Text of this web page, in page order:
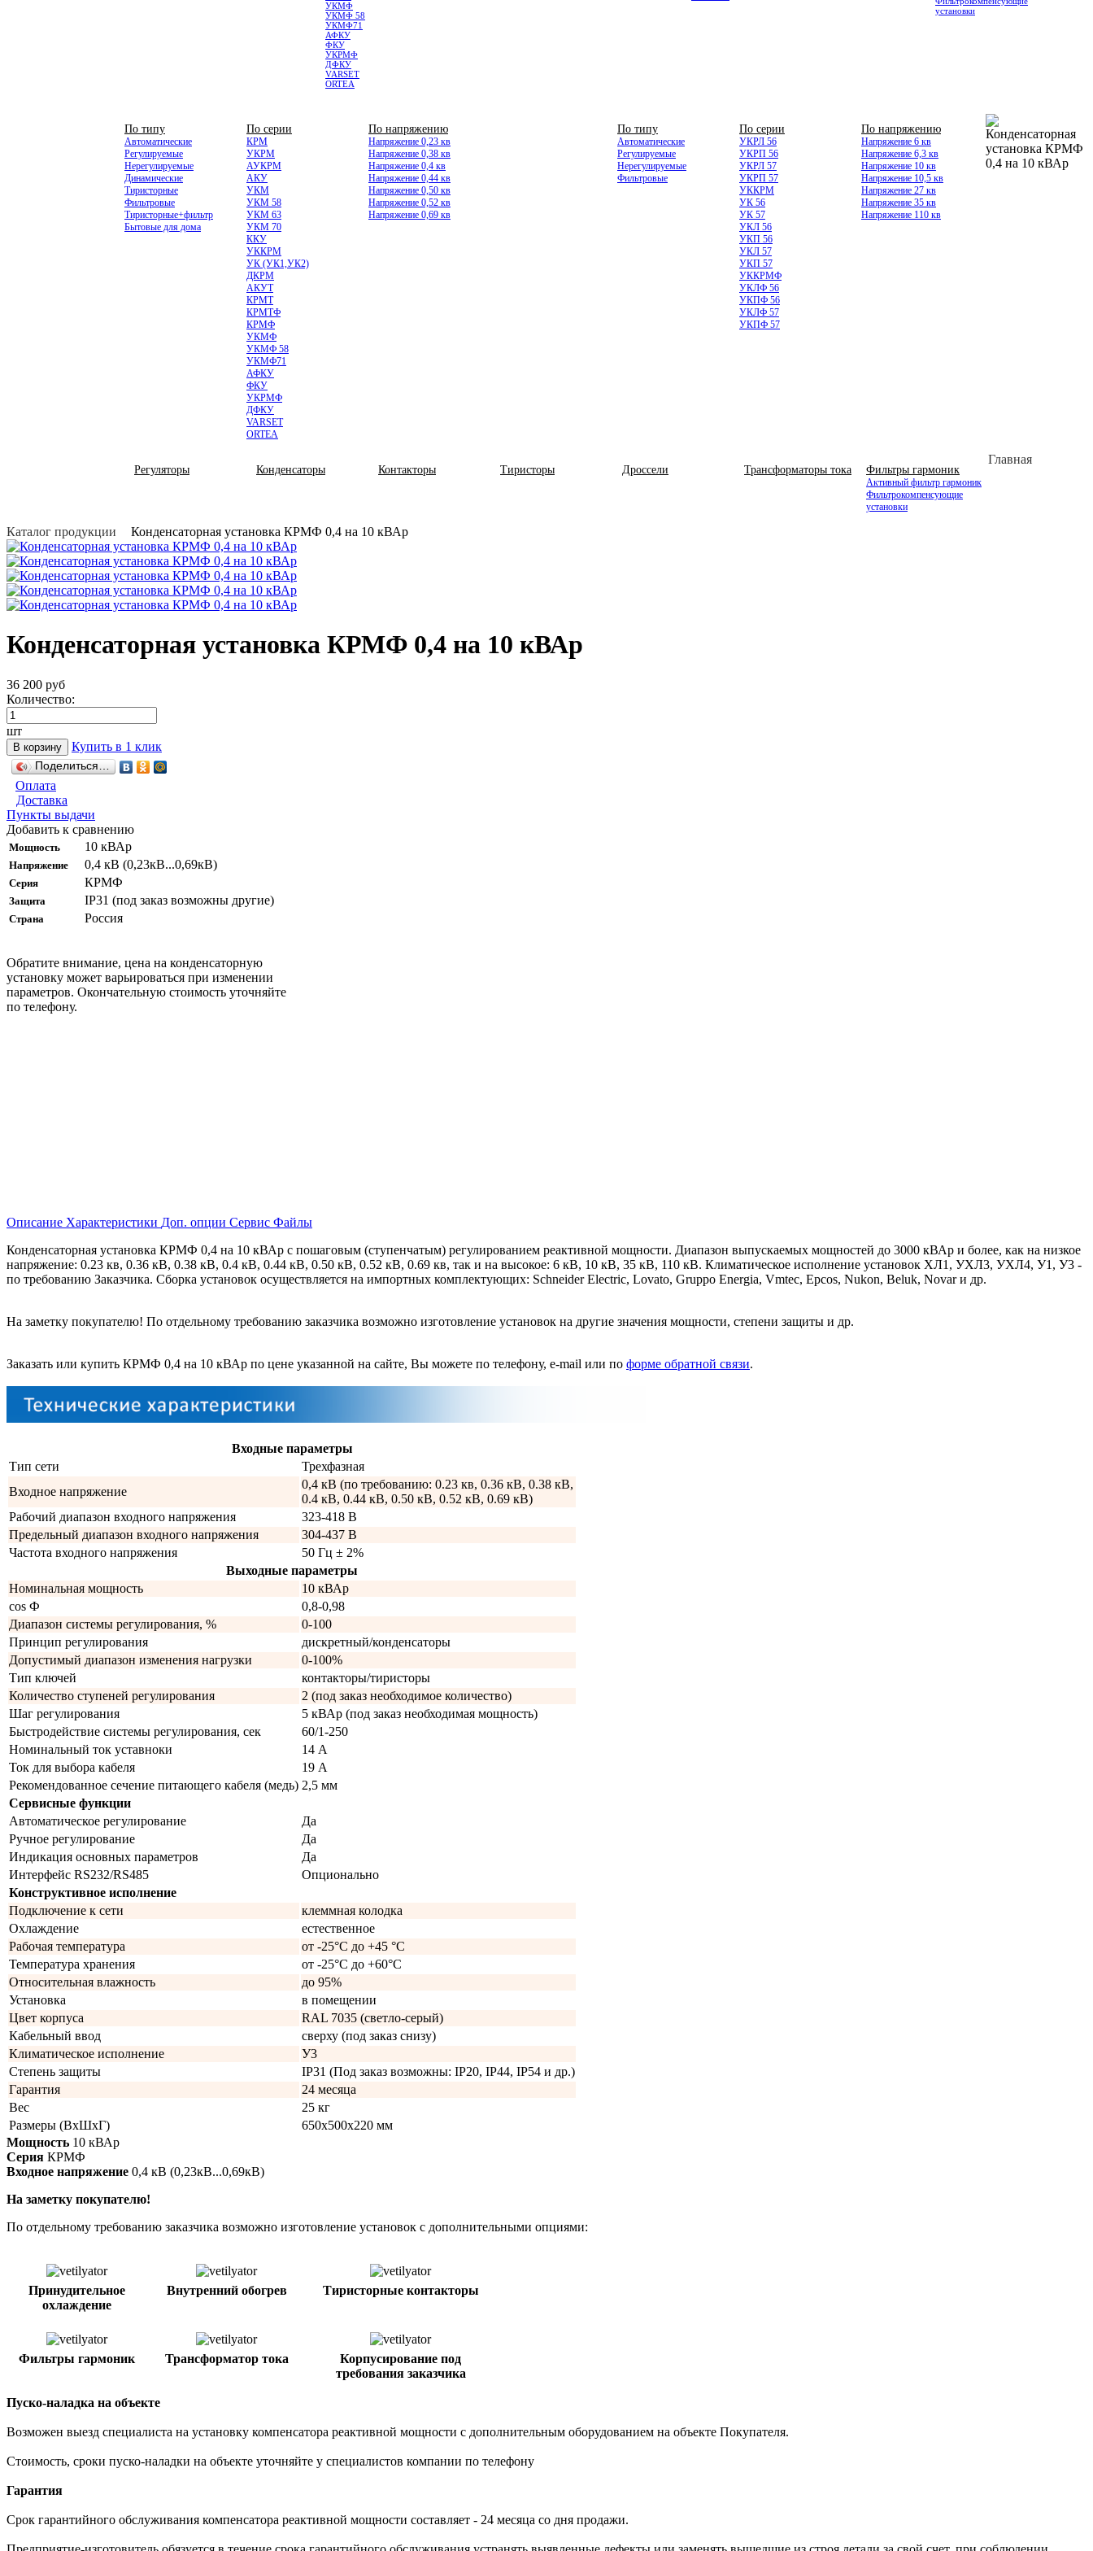
УКМФ
УКМФ 58
УКМФ71
АФКУ
ФКУ
УКРМФ
ДФКУ
VARSET
ORTEA
установки
По типу
Автоматические
Регулируемые
Нерегулируемые
Динамические
Тиристорные
Фильтровые
Тиристорные+фильтр
Бытовые для дома
По серии
КРМ
УКРМ
АУКРМ
АКУ
УКМ
УКМ 58
УКМ 63
УКМ 70
ККУ
УККРМ
УК (УК1,УК2)
ДКРМ
АКУТ
КРМТ
КРМТФ
КРМФ
УКМФ
УКМФ 58
УКМФ71
АФКУ
ФКУ
УКРМФ
ДФКУ
VARSET
ORTEA
По напряжению
Напряжение 0,23 кв
Напряжение 0,38 кв
Напряжение 0,4 кв
Напряжение 0,44 кв
Напряжение 0,50 кв
Напряжение 0,52 кв
Напряжение 0,69 кв
По типу
Автоматические
Регулируемые
Нерегулируемые
Фильтровые
По серии
УКРЛ 56
УКРП 56
УКРЛ 57
УКРП 57
УККРМ
УК 56
УК 57
УКЛ 56
УКП 56
УКЛ 57
УКП 57
УККРМФ
УКЛФ 56
УКПФ 56
УКЛФ 57
УКПФ 57
По напряжению
Напряжение 6 кв
Напряжение 6,3 кв
Напряжение 10 кв
Напряжение 10,5 кв
Напряжение 27 кв
Напряжение 35 кв
Напряжение 110 кв
Регуляторы Конденсаторы Контакторы Тиристоры Дроссели Трансформаторы тока Фильтры гармоник
Активный фильтр гармоник
Фильтрокомпенсующие
установки
Главная
Каталог продукции Конденсаторная установка КРМФ 0,4 на 10 кВАр
Конденсаторная установка КРМФ 0,4 на 10 кВАр
36 200 руб
Количество:
шт
В корзину Купить в 1 клик
Поделиться…
Оплата
Доставка
Пункты выдачи
Добавить к сравнению
Мощность 10 кВАр
Напряжение 0,4 кВ (0,23кВ...0,69кВ)
Серия КРМФ
Защита IP31 (под заказ возможны другие)
Страна Россия
Обратите внимание, цена на конденсаторную
установку может варьироваться при изменении
параметров. Окончательную стоимость уточняйте
по телефону.
Описание Характеристики Доп. опции Сервис Файлы
Конденсаторная установка КРМФ 0,4 на 10 кВАр с пошаговым (ступенчатым) регулированием реактивной мощности. Диапазон выпускаемых мощностей до 3000 кВАр и более, как на низкое
напряжение: 0.23 кв, 0.36 кВ, 0.38 кВ, 0.4 кВ, 0.44 кВ, 0.50 кВ, 0.52 кВ, 0.69 кв, так и на высокое: 6 кВ, 10 кВ, 35 кВ, 110 кВ. Климатическое исполнение установок ХЛ1, УХЛ3, УХЛ4, У1, У3 -
по требованию Заказчика. Сборка установок осуществляется на импортных комплектующих: Schneider Electric, Lovato, Gruppo Energia, Vmtec, Epcos, Nukon, Beluk, Novar и др.
На заметку покупателю! По отдельному требованию заказчика возможно изготовление установок на другие значения мощности, степени защиты и др.
Заказать или купить КРМФ 0,4 на 10 кВАр по цене указанной на сайте, Вы можете по телефону, e-mail или по форме обратной связи.
Входные параметры
Тип сети
Трехфазная
Входное напряжение
0,4 кВ (по требованию: 0.23 кв, 0.36 кВ, 0.38 кВ,
0.4 кВ, 0.44 кВ, 0.50 кВ, 0.52 кВ, 0.69 кВ)
Рабочий диапазон входного напряжения
323-418 В
Предельный диапазон входного напряжения
304-437 В
Частота входного напряжения
50 Гц ± 2%
Выходные параметры
Номинальная мощность
10 кВАр
cos Ф
0,8-0,98
Диапазон системы регулирования, %
0-100
Принцип регулирования
дискретный/конденсаторы
Допустимый диапазон изменения нагрузки
0-100%
Тип ключей
контакторы/тиристоры
Количество ступеней регулирования
2 (под заказ необходимое количество)
Шаг регулирования
5 кВАр (под заказ необходимая мощность)
Быстродействие системы регулирования, сек
60/1-250
Номинальный ток уставноки
14 А
Ток для выбора кабеля
19 А
Рекомендованное сечение питающего кабеля (медь) 2,5 мм
Сервисные функции
Автоматическое регулирование
Да
Ручное регулирование
Да
Индикация основных параметров
Да
Интерфейс RS232/RS485
Опционально
Конструктивное исполнение
Подключение к сети
клеммная колодка
Охлаждение
естественное
Рабочая температура
от -25°C до +45 °C
Температура хранения
от -25°C до +60°C
Относительная влажность
до 95%
Установка
в помещении
Цвет корпуса
RAL 7035 (светло-серый)
Кабельный ввод
сверху (под заказ снизу)
Климатическое исполнение
У3
Степень защиты
IP31 (Под заказ возможны: IP20, IP44, IP54 и др.)
Гарантия
24 месяца
Вес
25 кг
Размеры (ВхШхГ)
650х500х220 мм
Мощность 10 кВАр
Серия КРМФ
Входное напряжение 0,4 кВ (0,23кВ...0,69кВ)
На заметку покупателю!
По отдельному требованию заказчика возможно изготовление установок с дополнительными опциями:
Принудительное
охлаждение
Внутренний обогрев Тиристорные контакторы
Фильтры гармоник Трансформатор тока
Корпусирование под
требования заказчика
Пуско-наладка на объекте
Возможен выезд специалиста на установку компенсатора реактивной мощности с дополнительным оборудованием на объекте Покупателя.
Стоимость, сроки пуско-наладки на объекте уточняйте у специалистов компании по телефону
Гарантия
Срок гарантийного обслуживания компенсатора реактивной мощности составляет - 24 месяца со дня продажи.